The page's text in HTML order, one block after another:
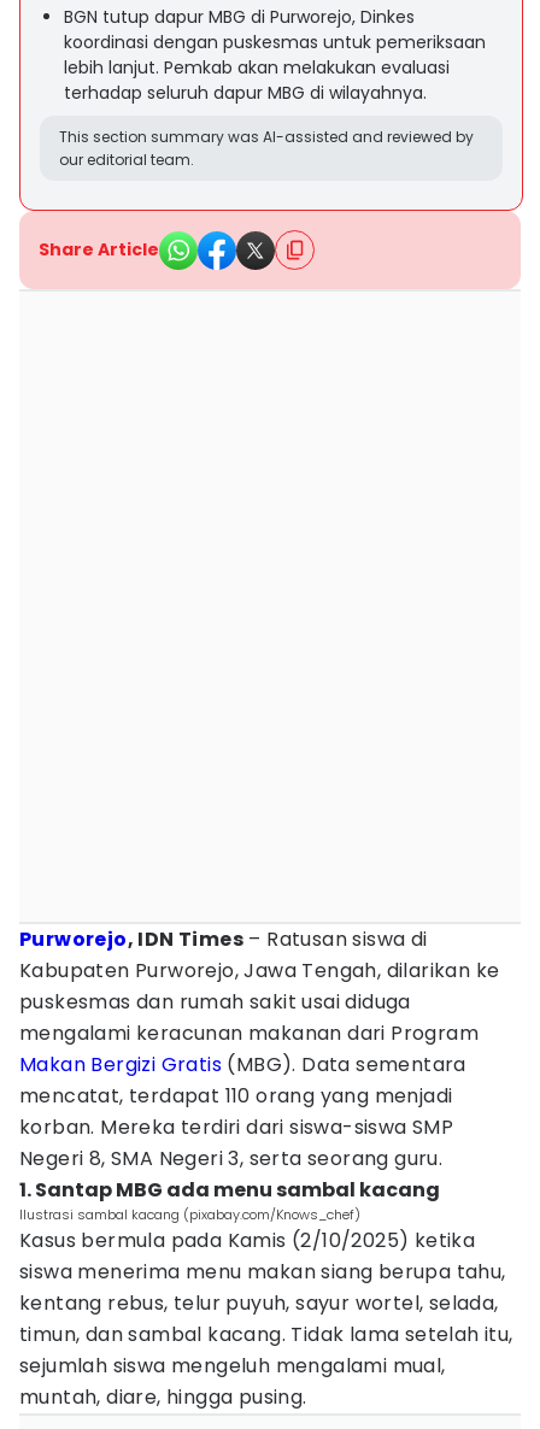
BGN tutup dapur MBG di Purworejo, Dinkes
koordinasi dengan puskesmas untuk pemeriksaan
lebih lanjut. Pemkab akan melakukan evaluasi
terhadap seluruh dapur MBG di wilayahnya.
This section summary was AI-assisted and reviewed by
our editorial team.
Share Article
Purworejo, IDN Times – Ratusan siswa di
Kabupaten Purworejo, Jawa Tengah, dilarikan ke
puskesmas dan rumah sakit usai diduga
mengalami keracunan makanan dari Program
Makan Bergizi Gratis (MBG). Data sementara
mencatat, terdapat 110 orang yang menjadi
korban. Mereka terdiri dari siswa-siswa SMP
Negeri 8, SMA Negeri 3, serta seorang guru.
1. Santap MBG ada menu sambal kacang
Ilustrasi sambal kacang (pixabay.com/Knows_chef)
Kasus bermula pada Kamis (2/10/2025) ketika
siswa menerima menu makan siang berupa tahu,
kentang rebus, telur puyuh, sayur wortel, selada,
timun, dan sambal kacang. Tidak lama setelah itu,
sejumlah siswa mengeluh mengalami mual,
muntah, diare, hingga pusing.